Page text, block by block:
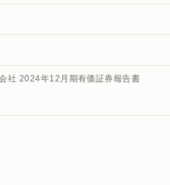
社 2024年12月期有価証券報告書